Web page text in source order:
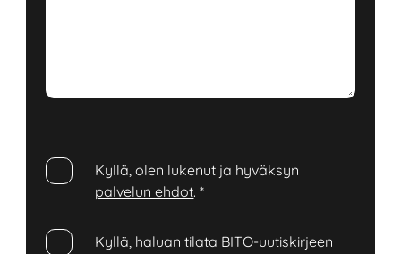
Kyllä, olen lukenut ja hyväksyn
palvelun ehdot.*
Kyllä, haluan tilata BITO-uutiskirjeen